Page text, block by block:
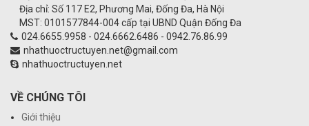
Địa chỉ: Số 117 E2, Phương Mai, Đống Đa, Hà Nội
MST: 0101577844-004 cấp tại UBND Quận Đống Đa
024.6655.9958 - 024.6662.6486 - 0942.76.86.99
nhathuoctructuyen.net@gmail.com
nhathuoctructuyen.net
VỀ CHÚNG TÔI
Giới thiệu